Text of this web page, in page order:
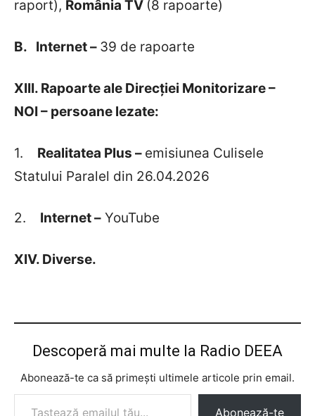
raport), România TV (8 rapoarte)
B. Internet – 39 de rapoarte
XIII. Rapoarte ale Direcției Monitorizare –
NOI – persoane lezate:
1. Realitatea Plus – emisiunea Culisele
Statului Paralel din 26.04.2026
2. Internet – YouTube
XIV. Diverse.
Descoperă mai multe la Radio DEEA
Abonează-te ca să primești ultimele articole prin email.
Tastează emailul tău...
Abonează-te